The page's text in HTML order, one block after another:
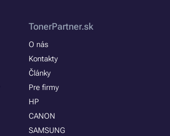
TonerPartner.sk
O nás
Kontakty
Články
Pre firmy
HP
CANON
SAMSUNG